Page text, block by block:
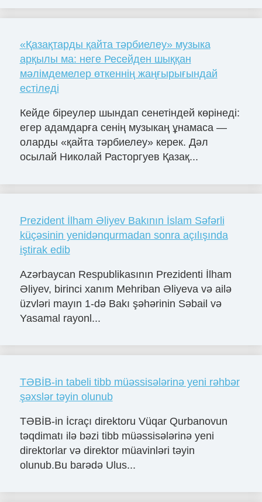
«Қазақтарды қайта тәрбиелеу» музыка
арқылы ма: неге Ресейден шыққан
мәлімдемелер өткеннің жаңғырығындай
естіледі
Кейде біреулер шындап сенетіндей көрінеді:
егер адамдарға сенің музыкаң ұнамаса —
оларды «қайта тәрбиелеу» керек. Дәл
осылай Николай Расторгуев Қазақ...
Prezident İlham Əliyev Bakının İslam Səfərli
küçəsinin yenidənqurmadan sonra açılışında
iştirak edib
Azərbaycan Respublikasının Prezidenti İlham
Əliyev, birinci xanım Mehriban Əliyeva və ailə
üzvləri mayın 1-də Bakı şəhərinin Səbail və
Yasamal rayonl...
TƏBİB-in tabeli tibb müəssisələrinə yeni rəhbər
şəxslər təyin olunub
TƏBİB-in İcraçı direktoru Vüqar Qurbanovun
təqdimatı ilə bəzi tibb müəssisələrinə yeni
direktorlar və direktor müavinləri təyin
olunub.Bu barədə Ulus...